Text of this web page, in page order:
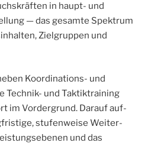
in haupt- und
— das gesam­te Spek­trum
Ziel­grup­pen und
Koor­di­na­ti­ons- und
Tech­nik- und Tak­tik­trai­ning
im Vor­der­grund. Dar­auf auf­
stu­fen­wei­se Wei­ter­
und das